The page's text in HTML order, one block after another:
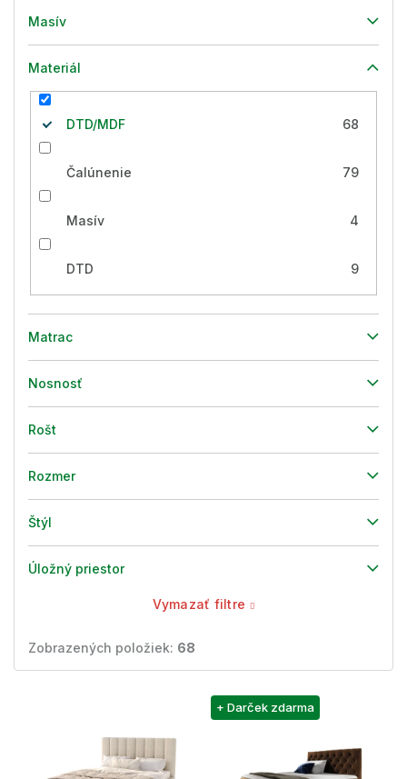
Masív
Materiál
DTD/MDF 68
Čalúnenie 79
Masív 4
DTD 9
Matrac
Nosnosť
Rošt
Rozmer
Štýl
Úložný priestor
Vymazať filtre
Zobrazených položiek: 68
+ Darček zdarma